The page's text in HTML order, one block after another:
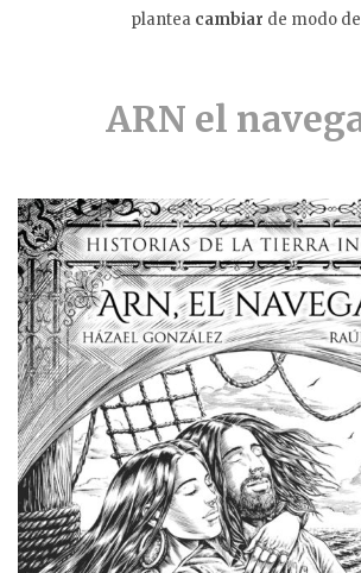
plantea cambiar de modo
ARN el